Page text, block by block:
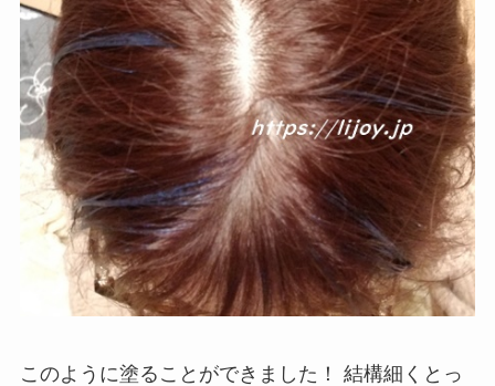
このように塗ることができました！
結構細くとっ